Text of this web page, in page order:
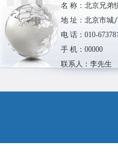
名 称：北京兄弟
地 址：北京市城
电 话：010-
手 机：00000
联系人：李先生